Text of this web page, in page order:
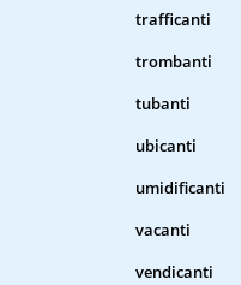
trafficanti
trombanti
tubanti
ubicanti
umidificanti
vacanti
vendicanti